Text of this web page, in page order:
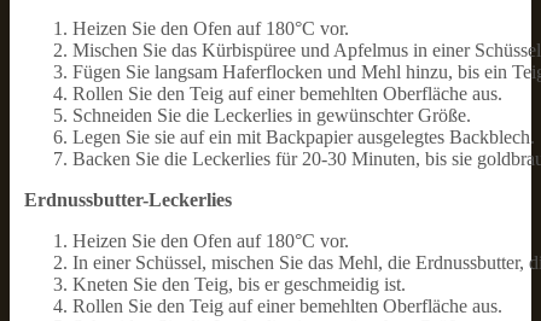
Heizen Sie den Ofen auf 180°C vor.
Mischen Sie das Kürbispüree und Apfelmus in einer
Fügen Sie langsam Haferflocken und Mehl hinzu, bis ein
Rollen Sie den Teig auf einer bemehlten Oberfläche aus.
Schneiden Sie die Leckerlies in gewünschter Größe.
Legen Sie sie auf ein mit Backpapier ausgelegtes Backblech.
Backen Sie die Leckerlies für 20-30 Minuten, bis sie
Erdnussbutter-Leckerlies
Heizen Sie den Ofen auf 180°C vor.
In einer Schüssel, mischen Sie das Mehl, die Erdnussbutter,
Kneten Sie den Teig, bis er geschmeidig ist.
Rollen Sie den Teig auf einer bemehlten Oberfläche aus.